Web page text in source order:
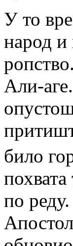
У то
народ и
Али-
било
по